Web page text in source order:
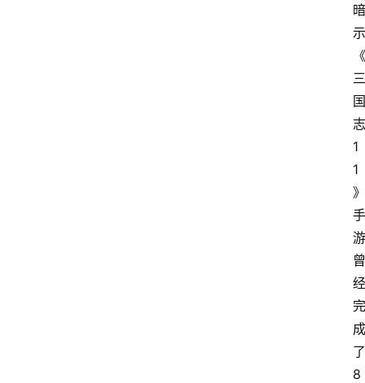
暗
示
《
三
国
志
1
1
》
手
游
曾
经
完
成
了
8